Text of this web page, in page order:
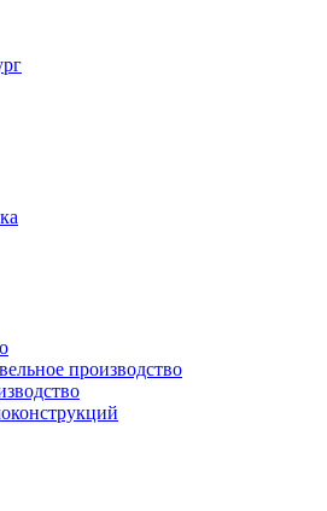
производство